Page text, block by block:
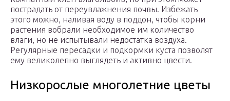
пострадать от переувлажнения почвы. Избежать
этого можно, наливая воду в поддон, чтобы корни
растения вобрали необходимое им количество
влаги, но не испытывали недостатка воздуха.
Регулярные пересадки и подкормки куста позволят
ему великолепно выглядеть и активно цвести.
Низкорослые многолетние цветы